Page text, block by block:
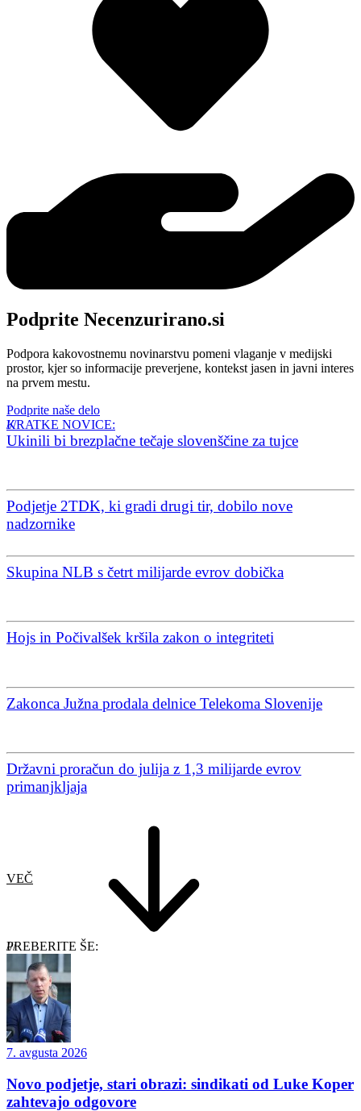
Podprite Necenzurirano.si
Podpora kakovostnemu novinarstvu pomeni vlaganje v medijski
prostor, kjer so informacije preverjene, kontekst jasen in javni interes
na prvem mestu.
Podprite naše delo
KRATKE NOVICE:
Ukinili bi brezplačne tečaje slovenščine za tujce
Podjetje 2TDK, ki gradi drugi tir, dobilo nove
nadzornike
Skupina NLB s četrt milijarde evrov dobička
Hojs in Počivalšek kršila zakon o integriteti
Zakonca Južna prodala delnice Telekoma Slovenije
Državni proračun do julija z 1,3 milijarde evrov
primanjkljaja
VEČ
PREBERITE ŠE:
7. avgusta 2026
Novo podjetje, stari obrazi: sindikati od Luke Koper
zahtevajo odgovore